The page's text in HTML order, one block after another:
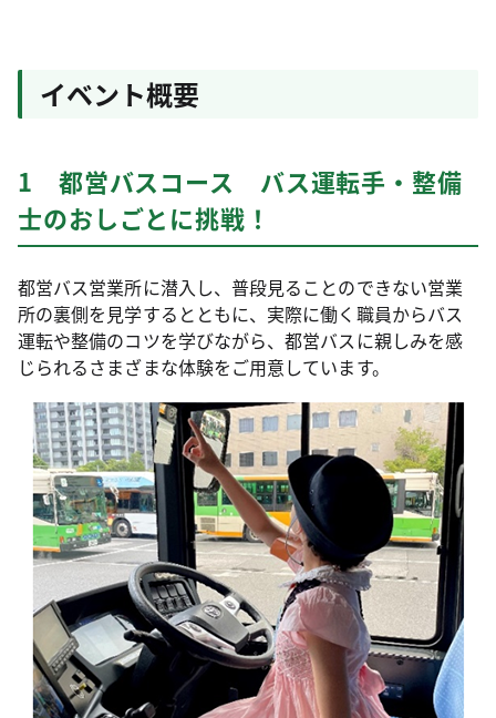
イベント概要
1 都営バスコース バス運転手・整備
士のおしごとに挑戦！
都営バス営業所に潜入し、普段見ることのできない営業
所の裏側を見学するとともに、実際に働く職員からバス
運転や整備のコツを学びながら、都営バスに親しみを感
じられるさまざまな体験をご用意しています。